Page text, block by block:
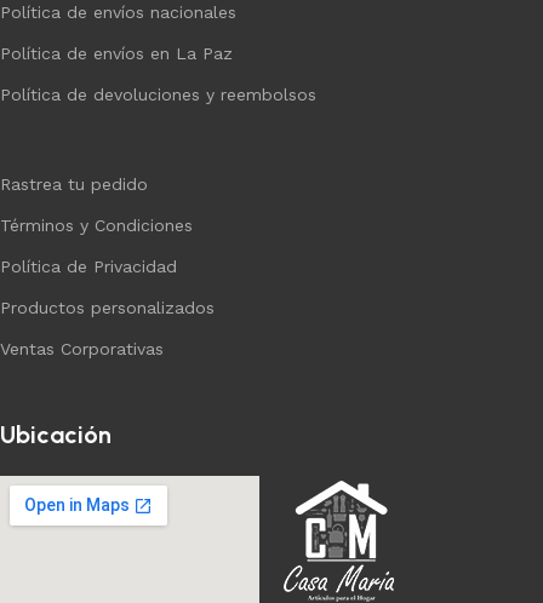
Política de envíos nacionales
Política de envíos en La Paz
Política de devoluciones y reembolsos
Rastrea tu pedido
Términos y Condiciones
Política de Privacidad
Productos personalizados
Ventas Corporativas
Ubicación